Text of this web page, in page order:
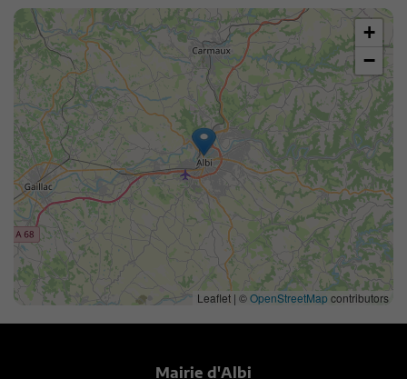
+
−
Leaflet | ©OpenStreetMap contributors
Mairie d'Albi